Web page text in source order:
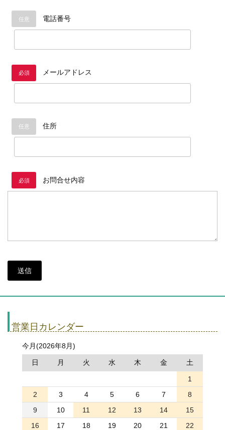
任意 電話番号
必須 メールアドレス
任意 住所
必須 お問合せ内容
営業日カレンダー
今月(2026年8月)
日 月 火 水 木 金 土
1
2
3 4 5 6 7
8
9
10 11 12 13 14
15
16
17 18 19 20 21
22